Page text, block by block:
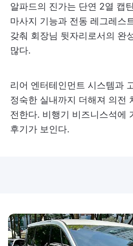
알파드의 진가는 단연 2열 캡
마사지 기능과 전동 레그레스
갖춰 회장님 뒷자리로서의 완
많다.
리어 엔터테인먼트 시스템과
정숙한 실내까지 더해져 의전
전한다. 비행기 비즈니스석에
후기가 보인다.